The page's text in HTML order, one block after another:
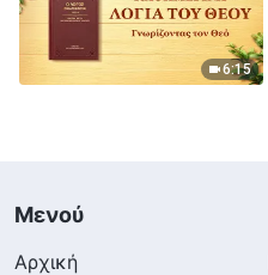
6:15
Μενού
Αρχική